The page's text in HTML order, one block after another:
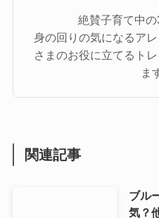
絶賛子育て中の
身の回りの気になるア
さまのお役に立てるト
ま
関連記事
ブル
気？